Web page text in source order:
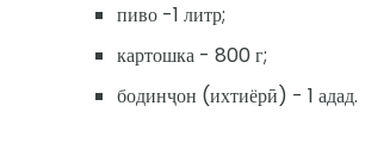
пиво -1 литр;
картошка - 800 г;
бодинҷон (ихтиёрӣ) - 1 адад.